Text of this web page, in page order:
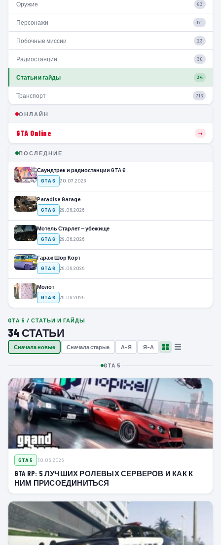
Оружие 83
Персонажи 171
Побочные миссии 23
Радиостанции 30
Статьи и гайды 34
Транспорт 716
ОНЛАЙН
GTA Online →
ПОСЛЕДНИЕ
Саундтрек и радиостанции GTA 6
GTA 6 30.07.2026
Paradise Garage
GTA 6 29.06.2026
Мотель Старлет — убежище
GTA 6 29.06.2026
Гараж Шор Корт
GTA 6 29.06.2026
Молот
GTA 6 29.06.2026
GTA 5 / СТАТЬИ И ГАЙДЫ
34 СТАТЬИ
Сначала новые Сначала старые А–Я Я–А
GTA 5
GTA 5 30.05.2026
GTA RP: 5 ЛУЧШИХ РОЛЕВЫХ СЕРВЕРОВ И КАК К
НИМ ПРИСОЕДИНИТЬСЯ